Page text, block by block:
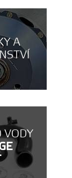
A
VODY